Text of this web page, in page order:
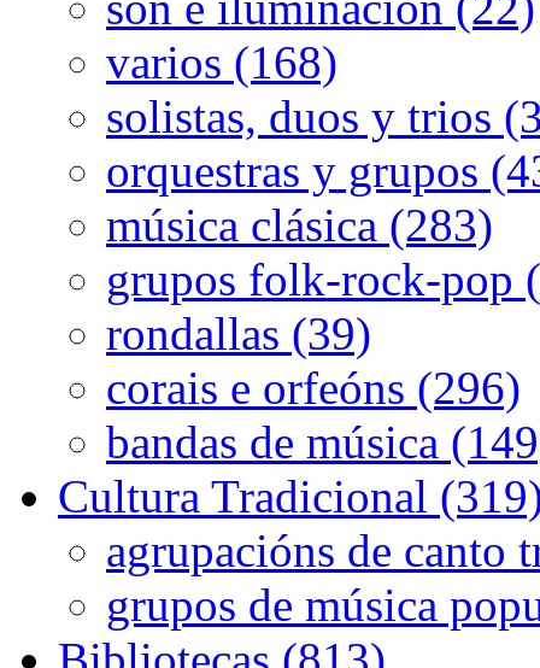
varios (168)
solistas, duos y trios
orquestras y grupos
música clásica (283)
grupos folk-rock-pop
rondallas (39)
corais e orfeóns (296)
bandas de música
Cultura Tradicional
agrupacións de canto
grupos de música